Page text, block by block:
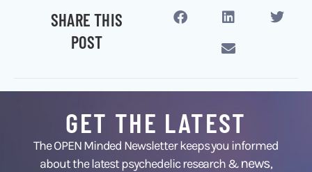
SHARE THIS
POST
GET THE LATEST
The OPEN Minded Newsletter keeps you informed
about the latest psychedelic research &news,